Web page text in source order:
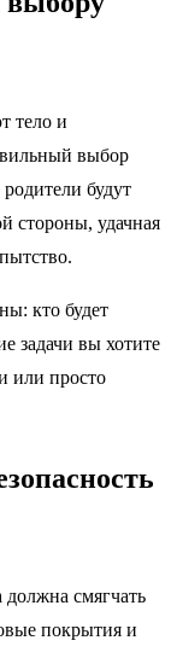
тело и
выбор
будут
стороны, удачная
кто будет
задачи вы хотите
или просто
смягчать
покрытия и